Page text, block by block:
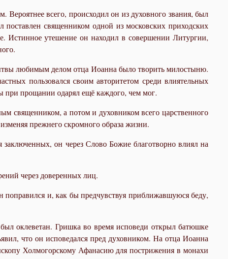
всего, происходил он из духовного звания, был
священником одной из московских приходских
Истинное утешение он находил в совершении Литургии,
любимым делом отца Иоанна было творить милостыню.
пользовался своим авторитетом среди влиятельных
при прощании одарял ещё каждого, чем мог.
священником, а потом и духовником всего царственного
прежнего скромного образа жизни.
он через Слово Божие благотворно влиял на
через доверенных лиц.
поправился и, как бы предчувствуя приближавшуюся беду,
оклеветан. Гришка во время исповеди открыл батюшке
что он исповедался пред духовником. На отца Иоанна
Холмогорскому Афанасию для пострижения в монахи